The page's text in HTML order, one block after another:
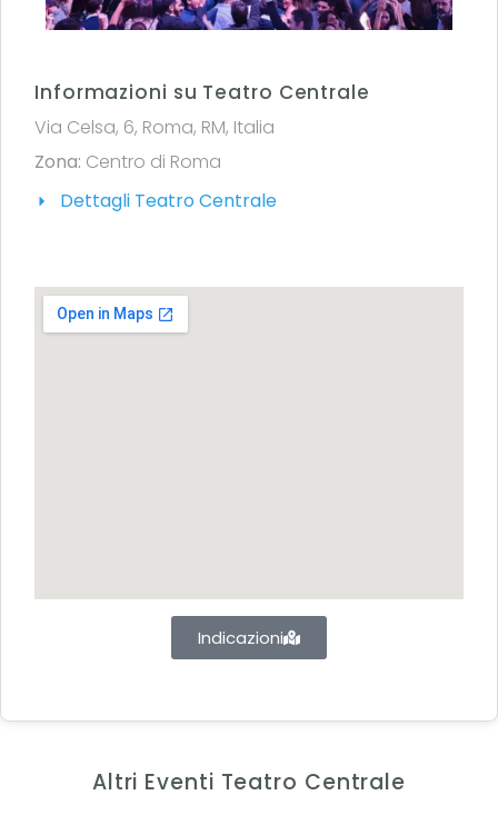
Informazioni su Teatro Centrale
Via Celsa, 6, Roma, RM, Italia
Zona: Centro di Roma
Dettagli Teatro Centrale
Indicazioni
Altri Eventi Teatro Centrale